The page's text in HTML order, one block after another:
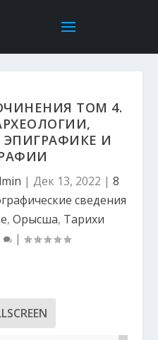
ТОМ 4.
И
| Дек 13, 2022 | 8
сведения
, Орысша, Тарихи
|